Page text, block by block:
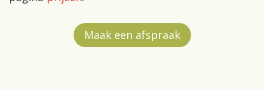
Maak een afspraak